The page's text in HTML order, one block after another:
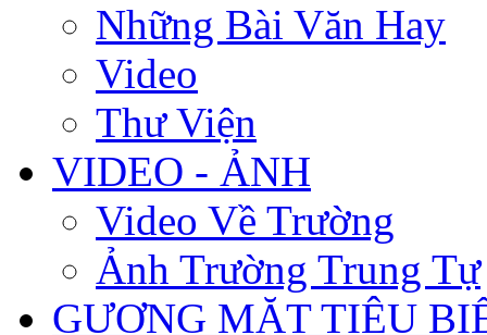
Những Bài Văn Hay
Video
Thư Viện
VIDEO - ẢNH
Video Về Trường
Ảnh Trường Trung Tự
GƯƠNG MẶT TIÊU